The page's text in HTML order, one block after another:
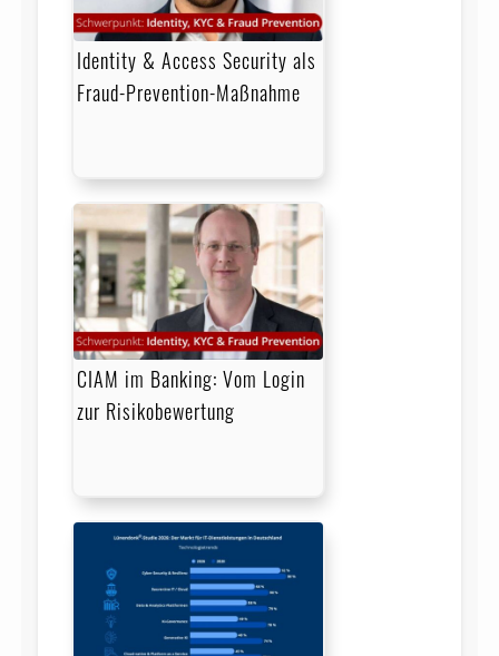
Identity & Access Security als
Fraud-Prevention-Maßnahme
CIAM im Banking: Vom Login
zur Risikobewertung